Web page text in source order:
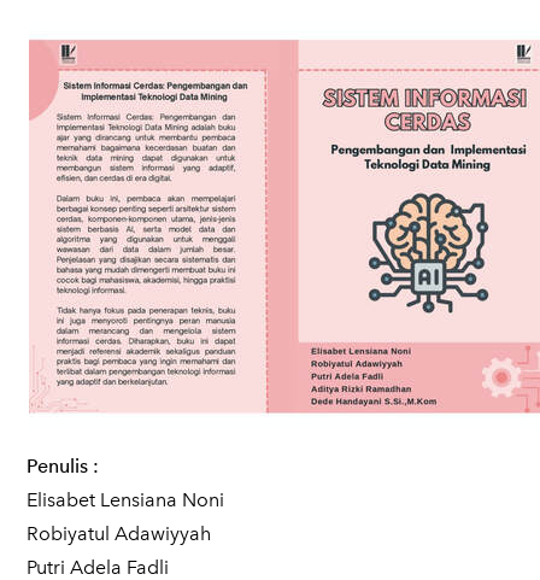
Penulis :
Elisabet Lensiana Noni
Robiyatul Adawiyyah
Putri Adela Fadli